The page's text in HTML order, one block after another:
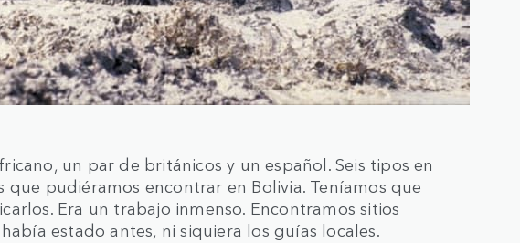
un par de británicos y un español. Seis tipos en
que pudiéramos encontrar en Bolivia. Teníamos que
Era un trabajo inmenso. Encontramos sitios
estado antes, ni siquiera los guías locales.